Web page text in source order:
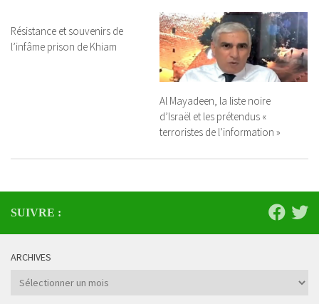
Résistance et souvenirs de
l’infâme prison de Khiam
Al Mayadeen, la liste noire
d’Israël et les prétendus «
terroristes de l’information »
SUIVRE :
ARCHIVES
Archives